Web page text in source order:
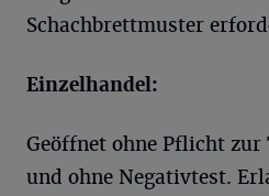
Schachbrettmuster
Einzelhandel:
Geöffnet ohne Pflicht
und ohne Negativtest.